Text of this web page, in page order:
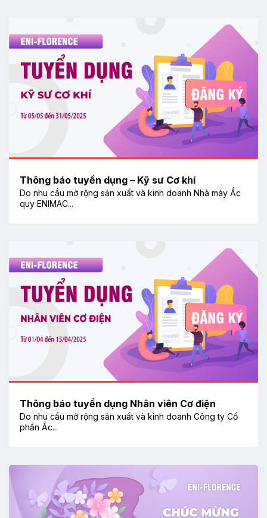
Thông báo tuyển dụng – Kỹ sư Cơ khí
Do nhu cầu mở rộng sản xuất và kinh doanh Nhà máy Ắc
quy ENIMAC...
Thông báo tuyển dụng Nhân viên Cơ điện
Do nhu cầu mở rộng sản xuất và kinh doanh Công ty Cổ
phần Ắc...